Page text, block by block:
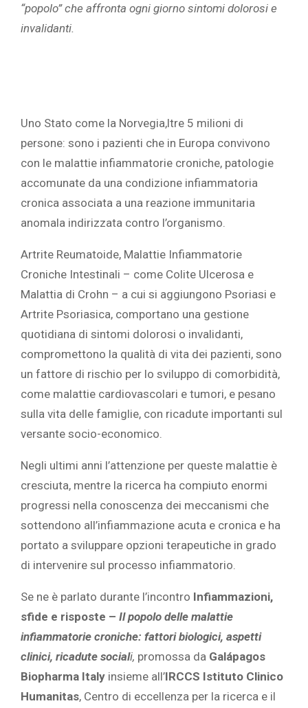
“popolo” che affronta ogni giorno sintomi dolorosi e
invalidanti.
Uno Stato come la Norvegia,ltre 5 milioni di
persone: sono i pazienti che in Europa convivono
con le malattie infiammatorie croniche, patologie
accomunate da una condizione infiammatoria
cronica associata a una reazione immunitaria
anomala indirizzata contro l’organismo.
Artrite Reumatoide, Malattie Infiammatorie
Croniche Intestinali – come Colite Ulcerosa e
Malattia di Crohn – a cui si aggiungono Psoriasi e
Artrite Psoriasica, comportano una gestione
quotidiana di sintomi dolorosi o invalidanti,
compromettono la qualità di vita dei pazienti, sono
un fattore di rischio per lo sviluppo di comorbidità,
come malattie cardiovascolari e tumori, e pesano
sulla vita delle famiglie, con ricadute importanti sul
versante socio-economico.
Negli ultimi anni l’attenzione per queste malattie è
cresciuta, mentre la ricerca ha compiuto enormi
progressi nella conoscenza dei meccanismi che
sottendono all’infiammazione acuta e cronica e ha
portato a sviluppare opzioni terapeutiche in grado
di intervenire sul processo infiammatorio.
Se ne è parlato durante l’incontro Infiammazioni,
sfide e risposte – Il popolo delle malattie
infiammatorie croniche: fattori biologici, aspetti
clinici, ricadute sociali, promossa da Galápagos
Biopharma Italy insieme all’IRCCS Istituto Clinico
Humanitas, Centro di eccellenza per la ricerca e il